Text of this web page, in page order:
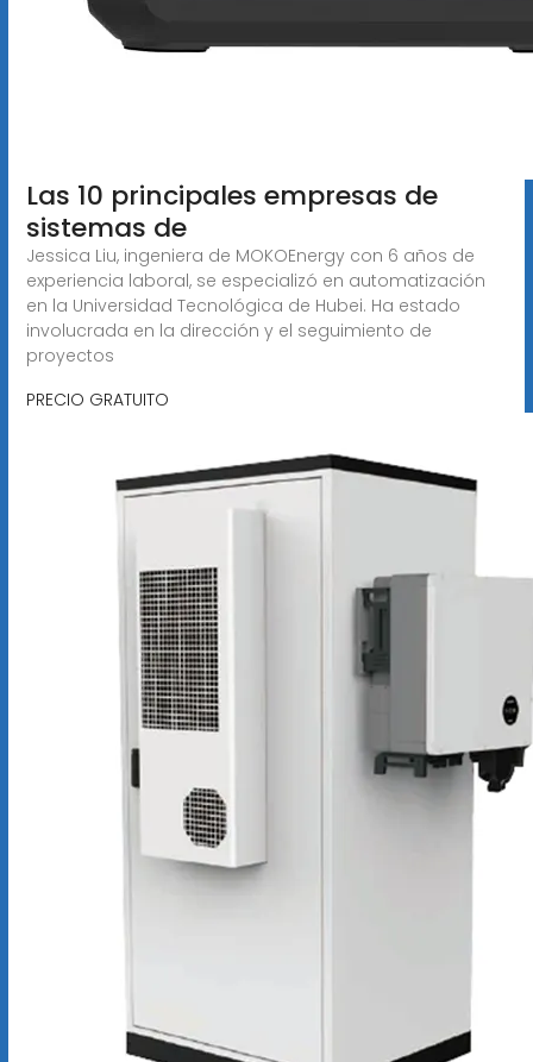
Las 10 principales empresas de
sistemas de
Jessica Liu, ingeniera de MOKOEnergy con 6 años de
experiencia laboral, se especializó en automatización
en la Universidad Tecnológica de Hubei. Ha estado
involucrada en la dirección y el seguimiento de
proyectos
PRECIO GRATUITO